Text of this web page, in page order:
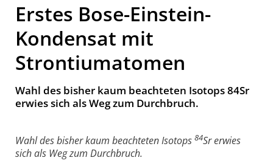
Erstes Bose-Einstein-
Kondensat mit
Strontiumatomen
Wahl des bisher kaum beachteten Isotops 84Sr
erwies sich als Weg zum Durchbruch.
Wahl des bisher kaum beachteten Isotops 84Sr erwies
sich als Weg zum Durchbruch.